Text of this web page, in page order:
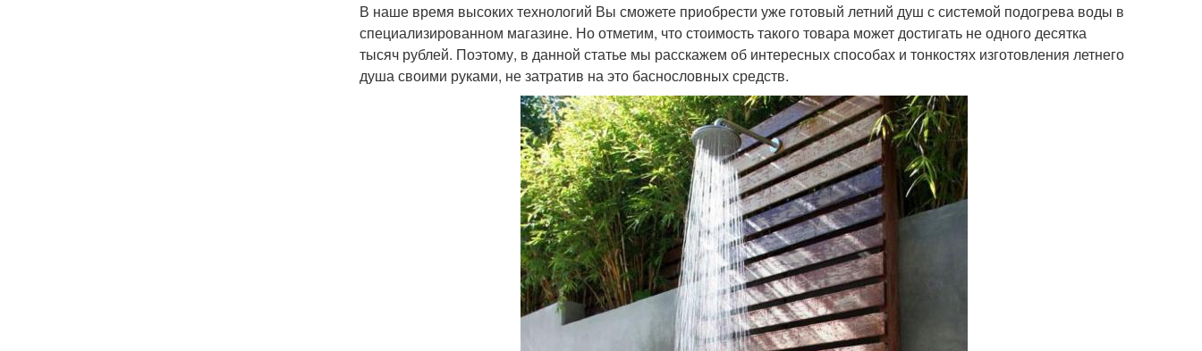
В наше время высоких технологий Вы сможете приобрести уже готовый летний душ с системой подогрева воды в
специализированном магазине. Но отметим, что стоимость такого товара может достигать не одного десятка
тысяч рублей. Поэтому, в данной статье мы расскажем об интересных способах и тонкостях изготовления летнего
душа своими руками, не затратив на это баснословных средств.